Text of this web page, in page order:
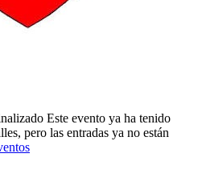
Este evento ya ha tenido
pero las entradas ya no están